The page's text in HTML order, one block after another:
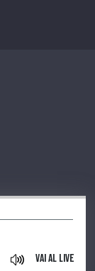
Vai al live